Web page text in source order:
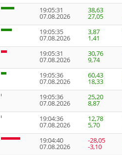
19:05:31
07.08.2026
38,63
27,05
19:05:35
07.08.2026
3,87
1,41
19:05:31
07.08.2026
30,76
9,74
19:05:36
07.08.2026
60,43
18,33
19:05:36
07.08.2026
25,20
8,87
19:04:36
07.08.2026
12,78
5,70
19:04:40
07.08.2026
-28,05
-3,10